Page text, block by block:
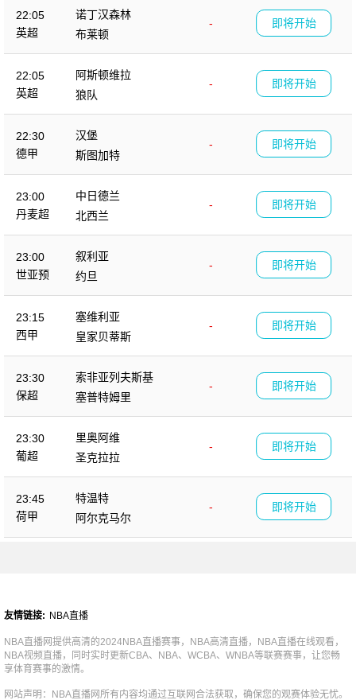
22:05
英超
诺丁汉森林
-
布莱顿
即将开始
22:05
英超
阿斯顿维拉
-
狼队
即将开始
22:30
德甲
汉堡
-
斯图加特
即将开始
23:00
丹麦超
中日德兰
-
北西兰
即将开始
23:00
世亚预
叙利亚
-
约旦
即将开始
23:15
西甲
塞维利亚
-
皇家贝蒂斯
即将开始
23:30
保超
索非亚列夫斯基
-
塞普特姆里
即将开始
23:30
葡超
里奥阿维
-
圣克拉拉
即将开始
23:45
荷甲
特温特
-
阿尔克马尔
即将开始
友情链接: NBA直播
NBA直播网提供高清的2024NBA直播赛事，NBA高清直播，NBA直播在线观看，
NBA视频直播，同时实时更新CBA、NBA、WCBA、WNBA等联赛赛事，让您畅
享体育赛事的激情。
网站声明：NBA直播网所有内容均通过互联网合法获取，确保您的观赛体验无忧。